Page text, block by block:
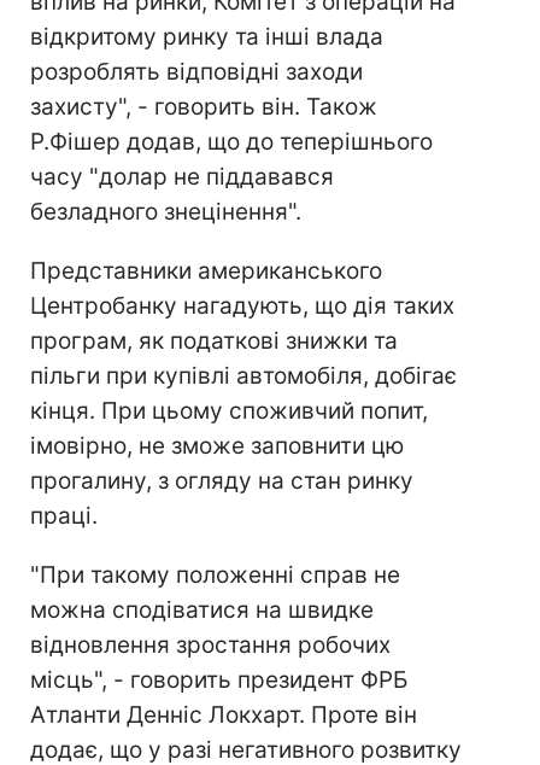
відкритому ринку та інші влада
розроблять відповідні заходи
захисту", - говорить він. Також
Р.Фішер додав, що до теперішнього
часу "долар не піддавався
безладного знецінення".
Представники американського
Центробанку нагадують, що дія таких
програм, як податкові знижки та
пільги при купівлі автомобіля, добігає
кінця. При цьому споживчий попит,
імовірно, не зможе заповнити цю
прогалину, з огляду на стан ринку
праці.
"При такому положенні справ не
можна сподіватися на швидке
відновлення зростання робочих
місць", - говорить президент ФРБ
Атланти Денніс Локхарт. Проте він
додає, що у разі негативного розвитку